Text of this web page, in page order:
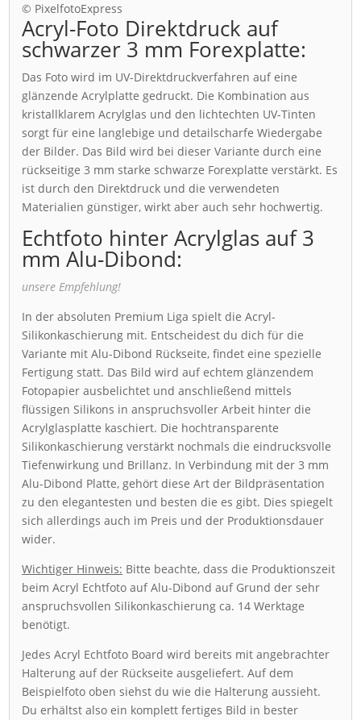
© PixelfotoExpress
Acryl-Foto Direktdruck auf
schwarzer 3 mm Forexplatte:
Das Foto wird im UV-Direktdruckverfahren auf eine
glänzende Acrylplatte gedruckt. Die Kombination aus
kristallklarem Acrylglas und den lichtechten UV-Tinten
sorgt für eine langlebige und detailscharfe Wiedergabe
der Bilder. Das Bild wird bei dieser Variante durch eine
rückseitige 3 mm starke schwarze Forexplatte verstärkt. Es
ist durch den Direktdruck und die verwendeten
Materialien günstiger, wirkt aber auch sehr hochwertig.
Echtfoto hinter Acrylglas auf 3
mm Alu-Dibond:
unsere Empfehlung!
In der absoluten Premium Liga spielt die Acryl-
Silikonkaschierung mit. Entscheidest du dich für die
Variante mit Alu-Dibond Rückseite, findet eine spezielle
Fertigung statt. Das Bild wird auf echtem glänzendem
Fotopapier ausbelichtet und anschließend mittels
flüssigen Silikons in anspruchsvoller Arbeit hinter die
Acrylglasplatte kaschiert. Die hochtransparente
Silikonkaschierung verstärkt nochmals die eindrucksvolle
Tiefenwirkung und Brillanz. In Verbindung mit der 3 mm
Alu-Dibond Platte, gehört diese Art der Bildpräsentation
zu den elegantesten und besten die es gibt. Dies spiegelt
sich allerdings auch im Preis und der Produktionsdauer
wider.
Wichtiger Hinweis: Bitte beachte, dass die Produktionszeit
beim Acryl Echtfoto auf Alu-Dibond auf Grund der sehr
anspruchsvollen Silikonkaschierung ca. 14 Werktage
benötigt.
Jedes Acryl Echtfoto Board wird bereits mit angebrachter
Halterung auf der Rückseite ausgeliefert. Auf dem
Beispielfoto oben siehst du wie die Halterung aussieht.
Du erhältst also ein komplett fertiges Bild in bester